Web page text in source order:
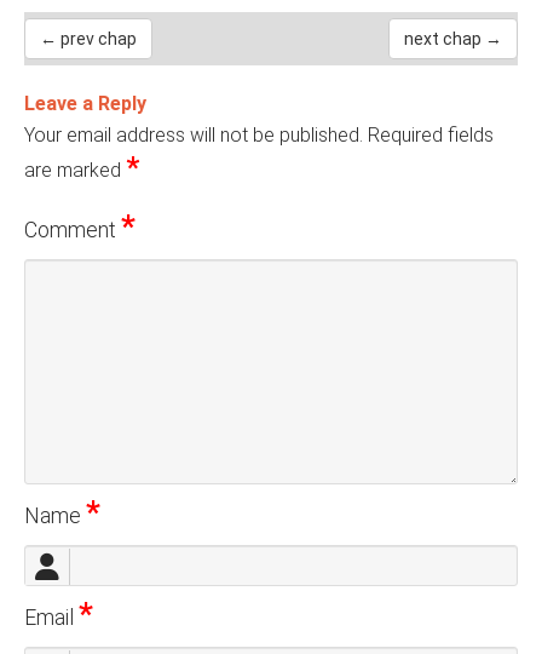
← prev chap next chap →
Leave a Reply
Your email address will not be published. Required fields
are marked *
Comment *
Name *
Email *